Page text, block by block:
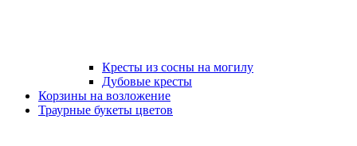
Кресты из сосны на могилу
Дубовые кресты
Корзины на возложение
Траурные букеты цветов